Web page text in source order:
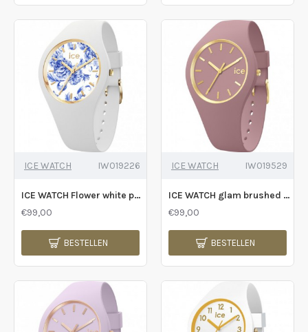
ICE WATCH IW019226
ICE WATCH Flower white porcelain s - 235229
€99,00
BESTELLEN
ICE WATCH IW019529
ICE WATCH glam brushed Fall Rose M - 235180
€99,00
BESTELLEN